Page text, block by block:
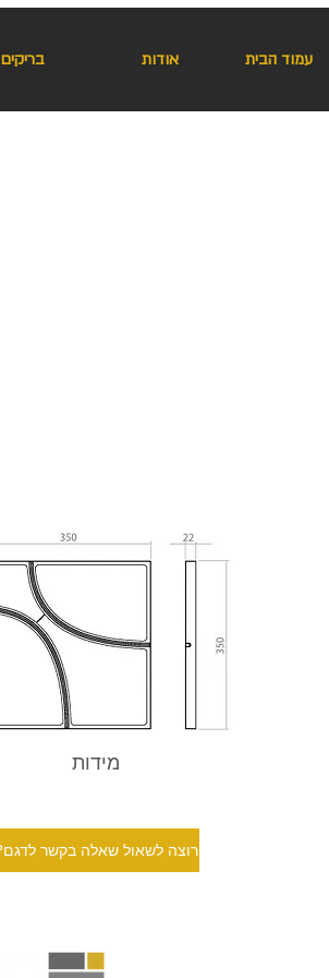
עמוד הבית אודות בריקים
מידות
?רוצה לשאול שאלה בקשר לדגם